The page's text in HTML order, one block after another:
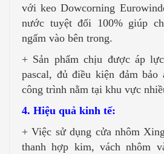
với keo Dowcorning
nước tuyệt đối 100% giúp
ngấm vào bên trong.
+ Sản phẩm chịu được áp
pascal, đủ điều kiện đảm bảo
công trình nằm tại khu vực
4. Hiệu quả kinh tế:
+ Việc sử dụng cửa nhôm
thanh hợp kim, vách nhôm